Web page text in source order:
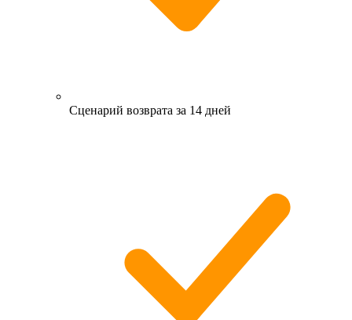
Сценарий возврата за 14 дней